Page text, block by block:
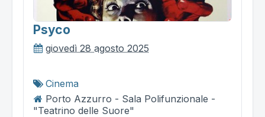
Psyco
giovedì 28 agosto 2025
Cinema
Porto Azzurro - Sala Polifunzionale -
"Teatrino delle Suore"